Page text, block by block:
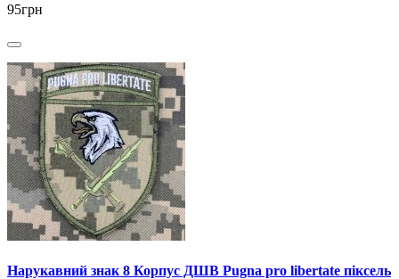
95грн
Нарукавний знак 8 Корпус ДШВ Pugna pro libertate піксель